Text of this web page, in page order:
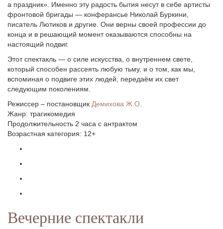
а праздник». Именно эту радость бытия несут в себе артисты
фронтовой бригады — конферансье Николай Буркини,
писатель Лютиков и другие. Они верны своей профессии до
конца и в решающий момент оказываются способны на
настоящий подвиг.
Этот спектакль — о силе искусства, о внутреннем свете,
который способен рассеять любую тьму, и о том, как мы,
вспоминая о подвиге этих людей, передаём их свет
следующим поколениям.
Режиссер – постановщик Демихова Ж.О.
Жанр: трагикомедия
Продолжительность 2 часа с антрактом
Возрастная категория: 12+
Вечерние спектакли